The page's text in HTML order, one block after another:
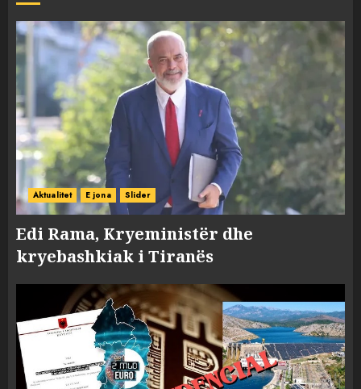
Aktualitet E jona Slider
Edi Rama, Kryeministër dhe
kryebashkiak i Tiranës